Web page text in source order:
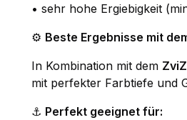
• sehr hohe Ergiebigkeit
⚙️ Beste Ergebnisse mit
In Kombination mit dem
mit perfekter Farbtiefe und
⚓ Perfekt geeignet für: